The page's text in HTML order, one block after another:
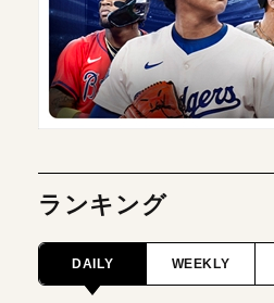
ランキング
DAILY WEEKLY